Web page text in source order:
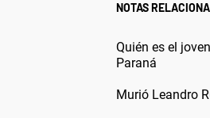
NOTAS
Quién es el
Paraná
Murió Leandro